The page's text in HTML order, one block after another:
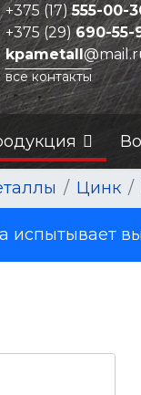
+375 (17)555-00-
+375 (29)690-55-
kpametall
все контакты
Цинк